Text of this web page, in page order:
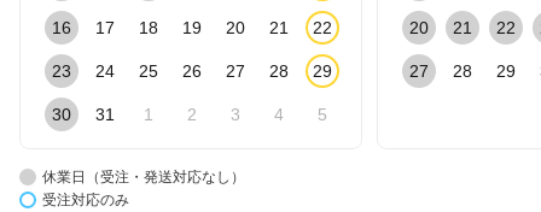
16 17 18 19 20 21 22
23 24 25 26 27 28 29
30 31 1 2 3 4 5
20 21 22
27 28 29
休業日（受注・発送対応なし）
受注対応のみ